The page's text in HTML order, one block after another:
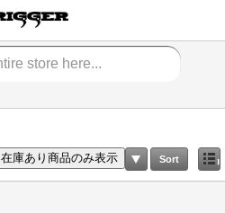
Sort
在庫あり商品のみ表示